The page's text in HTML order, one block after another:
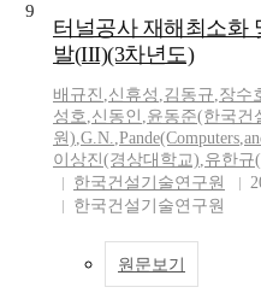
9
터널공사 재해최소화
발(III)(3차년도)
배규진 ,신휴성 ,김동규,장수
성호,신동인 ,윤동준(한국건
원),G.N.,Pande(Computers,
이상진(경상대학교),유한규
한국건설기술연구원
한국건설기술연구원
원문보기